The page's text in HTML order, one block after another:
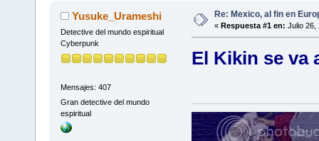
Yusuke_Urameshi
Detective del mundo espiritual
Cyberpunk
Mensajes: 407
Gran detective del mundo
espiritual
Re: Mexico, al fin en
« Respuesta #1 en: Julio 26,
El Kikin se va